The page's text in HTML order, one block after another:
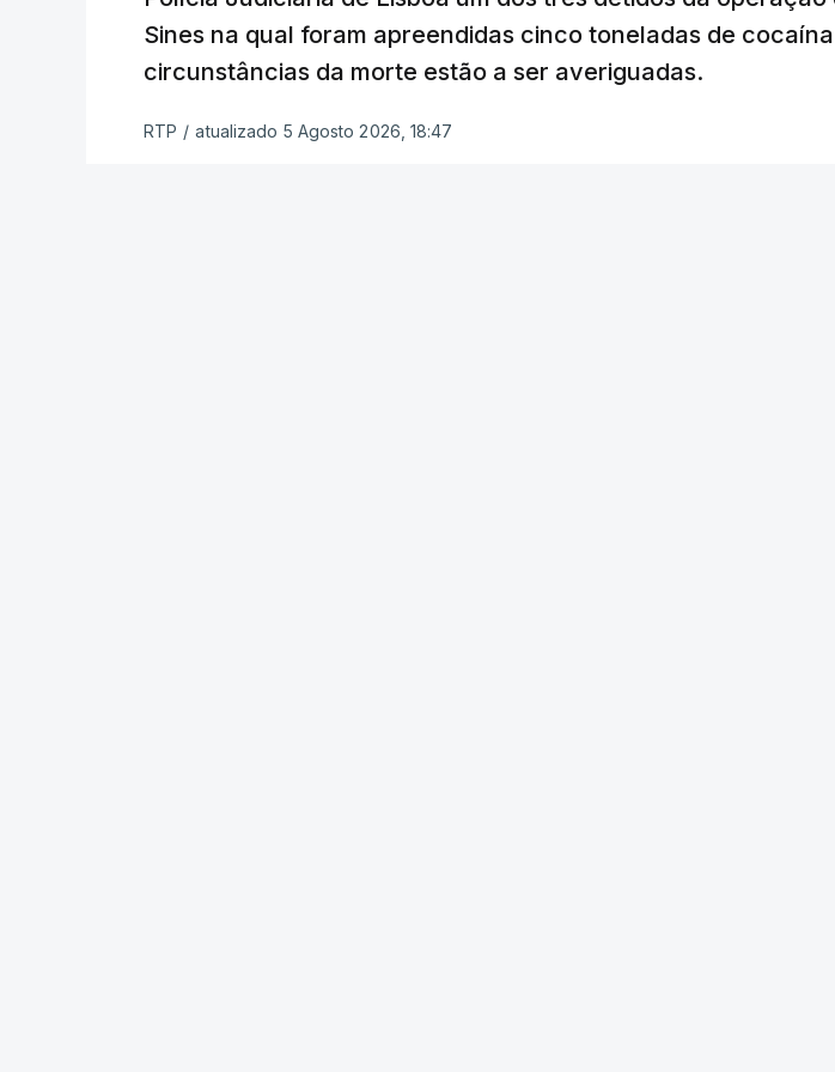
a alegação justificativa para o pedido de reapreciação, ou os
relatores devem preencher.
Sines na qual foram apreendidas cinco toneladas de
circunstâncias da morte estão a ser averiguadas.
RTP / atualizado 5 Agosto 2026, 18:47